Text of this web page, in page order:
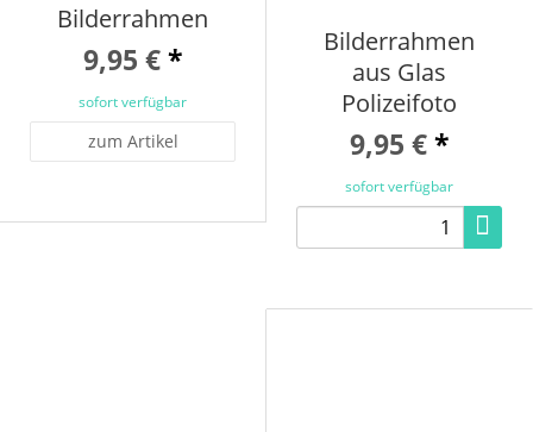
Bilderrahmen
9,95 € *
sofort verfügbar
zum Artikel
Bilderrahmen
aus Glas
Polizeifoto
9,95 € *
sofort verfügbar